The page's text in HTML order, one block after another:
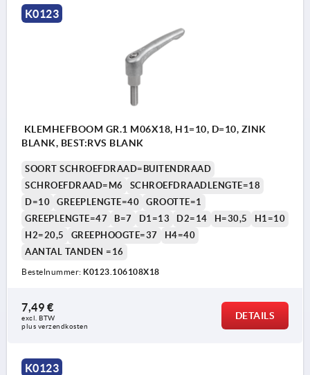
1) Conische afschuining DIN EN ISO 4753
K0123
KLEMHEFBOOM GR.1 M06X18, H1=10, D=10, ZINK
BLANK, BEST:RVS BLANK
SOORT SCHROEFDRAAD=BUITENDRAAD
SCHROEFDRAAD=M6
SCHROEFDRAADLENGTE=18
D=10
GREEPLENGTE=40
GROOTTE=1
GREEPLENGTE=47
B=7 D1=13 D2=14 H=30,5
H1=10
H2=20,5
GREEPHOOGTE=37
H4=40
AANTAL TANDEN =16
Bestelnummer: K0123.106108X18
7,49 €
excl. BTW
plus verzendkosten
DETAILS
K0123